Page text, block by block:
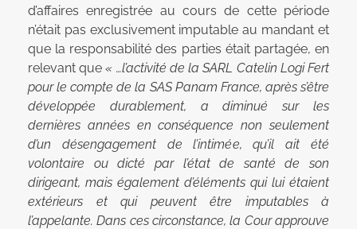
d’affaires enregistrée au cours de cette période
n’était pas exclusivement imputable au mandant et
que la responsabilité des parties était partagée, en
relevant que« …l’activité de la SARL Catelin Logi Fert
pour le compte de la SAS Panam France, après s’être
développée durablement, a diminué sur les
dernières années en conséquence non seulement
d’un désengagement de l’intimée, qu’il ait été
volontaire ou dicté par l’état de santé de son
dirigeant, mais également d’éléments qui lui étaient
extérieurs et qui peuvent être imputables à
l’appelante. Dans ces circonstance, la Cour approuve